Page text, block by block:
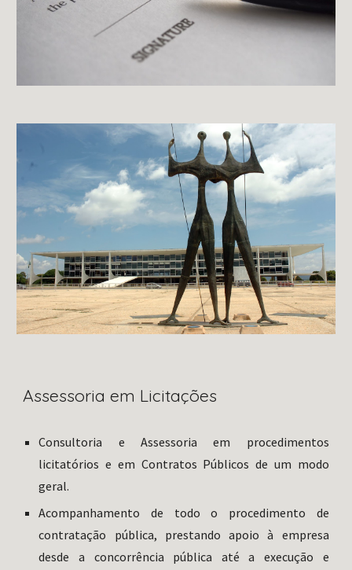
Assessoria em Licitações
Consultoria e Assessoria em procedimentos
licitatórios e em Contratos Públicos de um modo
geral.
Acompanhamento de todo o procedimento de
contratação pública, prestando apoio à empresa
desde a concorrência pública até a execução e